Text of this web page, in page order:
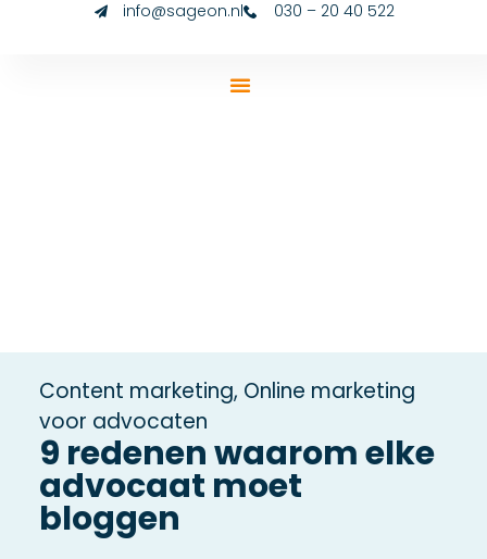
info@sageon.nl 030 – 20 40 522
Content marketing, Online marketing
voor advocaten
9 redenen waarom elke
advocaat moet
bloggen